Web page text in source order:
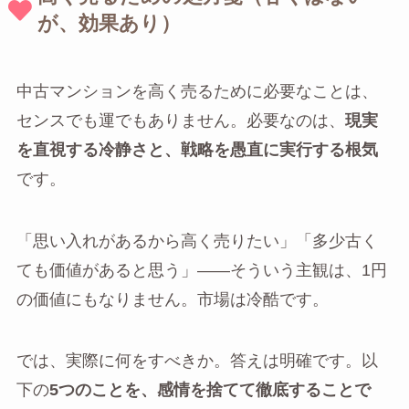
が、効果あり）
中古マンションを高く売るために必要なことは、
センスでも運でもありません。必要なのは、 現実
を直視する冷静さと、戦略を愚直に実行する根気
です。
「思い入れがあるから高く売りたい」「多少古く
ても価値があると思う」——そういう主観は、1円
の価値にもなりません。市場は冷酷です。
では、実際に何をすべきか。答えは明確です。以
下の5つのことを、感情を捨てて徹底することで